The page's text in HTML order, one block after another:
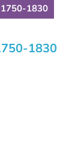
1830
1830